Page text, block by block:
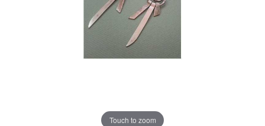
Touch to zoom